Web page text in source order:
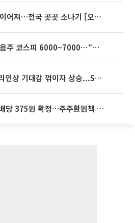
35도 안팎 무더위 이어져…전국 곳곳 소나기 [오늘 날씨]
[주간증시전망] 다음주 코스피 6000~7000⋯“外人 수급은 정책이 변수”
뉴욕증시, 연준 금리인상 기대감 꺾이자 상승...S&P500 사상 최고치 [종합]
SK하이닉스, 분기배당 375원 확정…주주환원책 9월로 앞당겨 발표